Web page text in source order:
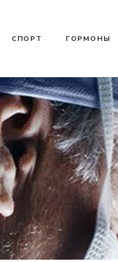
СПОРТ ГОРМОНЫ